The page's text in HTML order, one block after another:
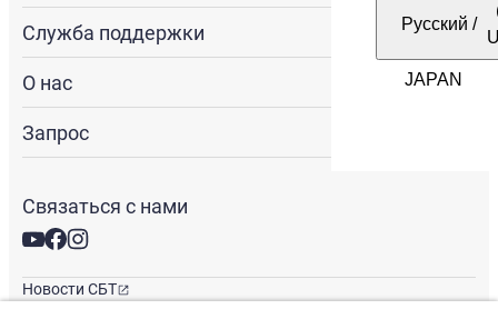
Русский /
Служба поддержки
О нас
Запрос
Связаться с нами
Новости СБТ